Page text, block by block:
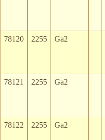
78120 2255 Ga2
78121 2255 Ga2
78122 2255 Ga2